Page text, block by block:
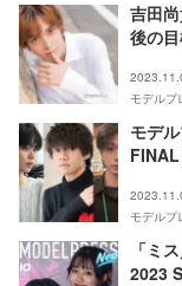
吉田
後の
Vol.3
モデルプ
モデ
モデルプ
「ミ
2023